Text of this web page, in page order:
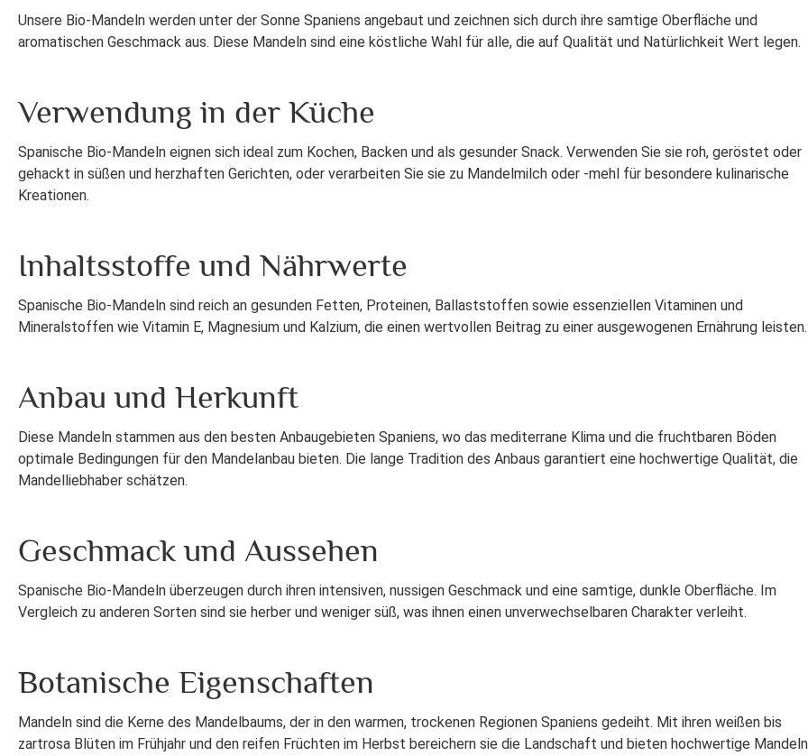
Unsere Bio-Mandeln werden unter der Sonne Spaniens angebaut und zeichnen sich durch ihre samtige Oberfläche und
aromatischen Geschmack aus. Diese Mandeln sind eine köstliche Wahl für alle, die auf Qualität und Natürlichkeit Wert legen.
Verwendung in der Küche
Spanische Bio-Mandeln eignen sich ideal zum Kochen, Backen und als gesunder Snack. Verwenden Sie sie roh, geröstet oder
gehackt in süßen und herzhaften Gerichten, oder verarbeiten Sie sie zu Mandelmilch oder -mehl für besondere kulinarische
Kreationen.
Inhaltsstoffe und Nährwerte
Spanische Bio-Mandeln sind reich an gesunden Fetten, Proteinen, Ballaststoffen sowie essenziellen Vitaminen und
Mineralstoffen wie Vitamin E, Magnesium und Kalzium, die einen wertvollen Beitrag zu einer ausgewogenen Ernährung leisten.
Anbau und Herkunft
Diese Mandeln stammen aus den besten Anbaugebieten Spaniens, wo das mediterrane Klima und die fruchtbaren Böden
optimale Bedingungen für den Mandelanbau bieten. Die lange Tradition des Anbaus garantiert eine hochwertige Qualität, die
Mandelliebhaber schätzen.
Geschmack und Aussehen
Spanische Bio-Mandeln überzeugen durch ihren intensiven, nussigen Geschmack und eine samtige, dunkle Oberfläche. Im
Vergleich zu anderen Sorten sind sie herber und weniger süß, was ihnen einen unverwechselbaren Charakter verleiht.
Botanische Eigenschaften
Mandeln sind die Kerne des Mandelbaums, der in den warmen, trockenen Regionen Spaniens gedeiht. Mit ihren weißen bis
zartrosa Blüten im Frühjahr und den reifen Früchten im Herbst bereichern sie die Landschaft und bieten hochwertige